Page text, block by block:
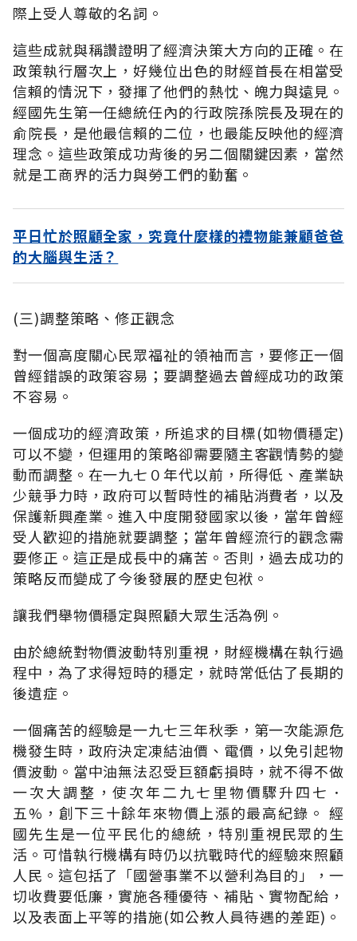
際上受人尊敬的名詞。
這些成就與稱讚證明了經濟決策大方向的正確。在
政策執行層次上，好幾位出色的財經首長在相當受
信賴的情況下，發揮了他們的熱忱、魄力與遠見。
經國先生第一任總統任內的行政院孫院長及現在的
俞院長，是他最信賴的二位，也最能反映他的經濟
理念。這些政策成功背後的另二個關鍵因素，當然
就是工商界的活力與勞工們的勤奮。
平日忙於照顧全家，究竟什麼樣的禮物能兼顧爸爸
的大腦與生活？
(三)調整策略、修正觀念
對一個高度關心民眾福祉的領袖而言，要修正一個
曾經錯誤的政策容易；要調整過去曾經成功的政策
不容易。
一個成功的經濟政策，所追求的目標(如物價穩定)
可以不變，但運用的策略卻需要隨主客觀情勢的變
動而調整。在一九七０年代以前，所得低、產業缺
少競爭力時，政府可以暫時性的補貼消費者，以及
保護新興產業。進入中度開發國家以後，當年曾經
受人歡迎的措施就要調整；當年曾經流行的觀念需
要修正。這正是成長中的痛苦。否則，過去成功的
策略反而變成了今後發展的歷史包袱。
讓我們舉物價穩定與照顧大眾生活為例。
由於總統對物價波動特別重視，財經機構在執行過
程中，為了求得短時的穩定，就時常低估了長期的
後遺症。
一個痛苦的經驗是一九七三年秋季，第一次能源危
機發生時，政府決定凍結油價、電價，以免引起物
價波動。當中油無法忍受巨額虧損時，就不得不做
一次大調整，使次年二九七里物價驟升四七．
五%，創下三十餘年來物價上漲的最高紀錄。 經
國先生是一位平民化的總統，特別重視民眾的生
活。可惜執行機構有時仍以抗戰時代的經驗來照顧
人民。這包括了「國營事業不以營利為目的」，一
切收費要低廉，實施各種優待、補貼、實物配給，
以及表面上平等的措施(如公教人員待遇的差距)。